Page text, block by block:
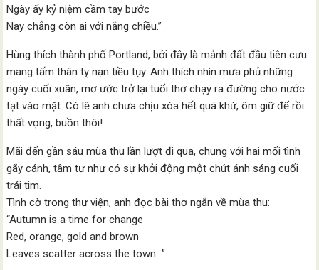
Ngày ấy kỷ niệm cầm tay bước
Nay chẳng còn ai với nắng chiều.”
Hùng thích thành phố Portland, bởi đây là mảnh đất đầu tiên cưu
mang tấm thân tỵ nạn tiều tụy. Anh thích nhìn mưa phủ những
ngày cuối xuân, mơ ước trở lại tuổi thơ chạy ra đường cho nước
tạt vào mặt. Có lẽ anh chưa chịu xóa hết quá khứ, ôm giữ để rồi
thất vọng, buồn thôi!
Mãi đến gần sáu mùa thu lần lượt đi qua, chung với hai mối tình
gãy cánh, tâm tư như có sự khởi động một chút ánh sáng cuối
trái tim.
Tình cờ trong thư viện, anh đọc bài thơ ngắn về mùa thu:
“Autumn is a time for change
Red, orange, gold and brown
Leaves scatter across the town…”